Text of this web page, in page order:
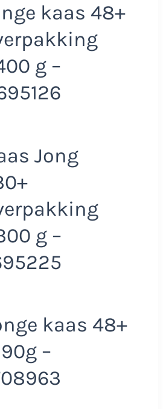
kaas 48+
g –
Jong
g –
kaas 48+
–